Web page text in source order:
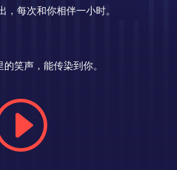
每次和你相伴一小时。
笑声，能传染到你。